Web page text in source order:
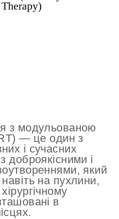
з модульованою
— це один з
і сучасних
доброякісними і
який
на пухлини,
в